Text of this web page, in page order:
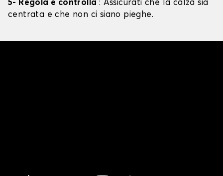
5- Regola e controlla : Assicurati che la calza sia
centrata e che non ci siano pieghe.